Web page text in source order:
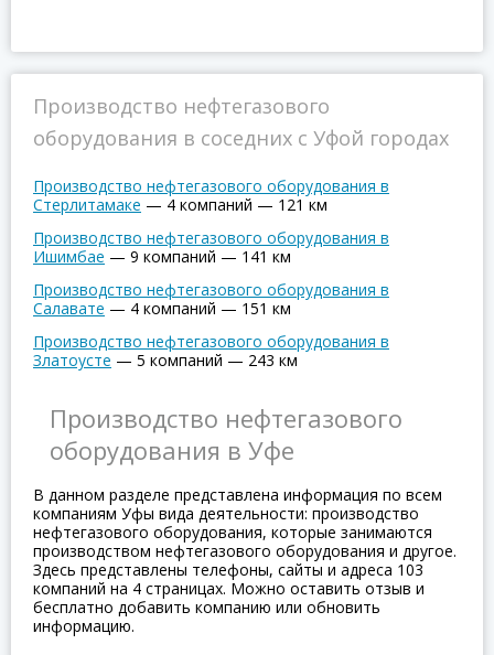
Производство нефтегазового
оборудования в соседних с Уфой городах
Производство нефтегазового оборудования в
Стерлитамаке — 4 компаний — 121 км
Производство нефтегазового оборудования в
Ишимбае — 9 компаний — 141 км
Производство нефтегазового оборудования в
Салавате — 4 компаний — 151 км
Производство нефтегазового оборудования в
Златоусте — 5 компаний — 243 км
Производство нефтегазового
оборудования в Уфе
В данном разделе представлена информация по всем
компаниям Уфы вида деятельности: производство
нефтегазового оборудования, которые занимаются
производством нефтегазового оборудования и другое.
Здесь представлены телефоны, сайты и адреса 103
компаний на 4 страницах. Можно оставить отзыв и
бесплатно добавить компанию или обновить
информацию.